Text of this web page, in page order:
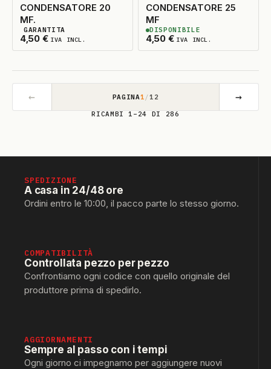
CONDENSATORE 20
MF.
4,50 € IVA INCL.
2DISPONIBILI
GARANTITA
CONDENSATORE 25
MF
4,50 € IVA INCL.
2DISPONIBILI
DISPONIBILE
← PAGINA1 /12 →
RICAMBI 1–24 DI 286
SPEDIZIONE
A casa in 24/48 ore
Ordini entro le 10:00, il pacco parte lo stesso giorno.
COMPATIBILITÀ
Controllata pezzo per pezzo
Confrontiamo ogni codice con quello originale del
produttore prima di spedirlo.
AGGIORNAMENTI
Sempre al passo con i tempi
Ogni giorno ci impegnamo per aggiungere nuovi